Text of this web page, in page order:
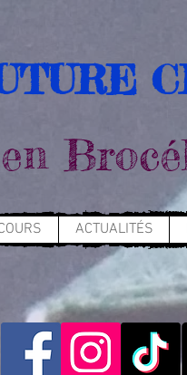
en
ACTUALITÉS